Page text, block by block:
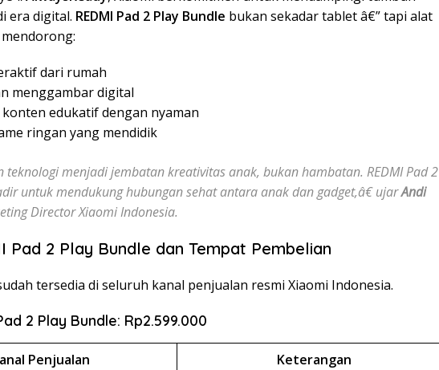
era digital. REDMI Pad 2 Play Bundle bukan sekadar tablet â€” tapi alat
dari rumah
menggambar digital
edukatif dengan nyaman
ringan yang mendidik
menjadi jembatan kreativitas anak, bukan hambatan. REDMI Pad 2
untuk mendukung hubungan sehat antara anak dan gadget,â€ ujarAndi
Director Xiaomi Indonesia.
Pad 2 Play Bundle dan Tempat Pembelian
tersedia di seluruh kanal penjualan resmi Xiaomi Indonesia.
2 Play Bundle: Rp2.599.000
Penjualan
Keterangan